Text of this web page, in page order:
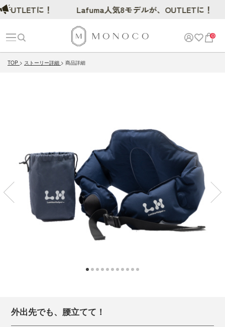
0
TOP ストーリー詳細 商品詳細
外出先でも、腰立てて！
に！ Lafuma人気8モデルが、OUTLETに！